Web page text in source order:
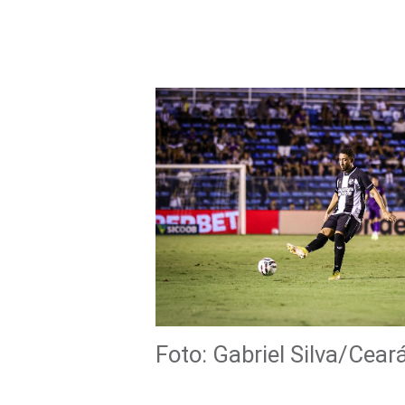
Foto: Gabriel Silva/